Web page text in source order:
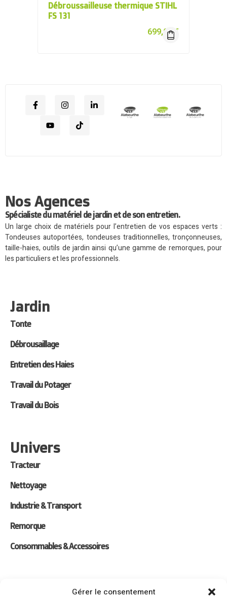
Gérer le consentement
Débroussailleuse thermique STIHL
FS 131
699,00€
Nos Agences
Spécialiste du matériel de jardin et de son entretien.
Un large choix de matériels pour l’entretien de vos espaces verts :
Tondeuses autoportées, tondeuses traditionnelles, tronçonneuses,
taille-haies, outils de jardin ainsi qu’une gamme de remorques, pour
les particuliers et les professionnels.
Jardin
Tonte
Débrousaillage
Entretien des Haies
Travail du Potager
Travail du Bois
Univers
Tracteur
Nettoyage
Industrie & Transport
Remorque
Consommables & Accessoires